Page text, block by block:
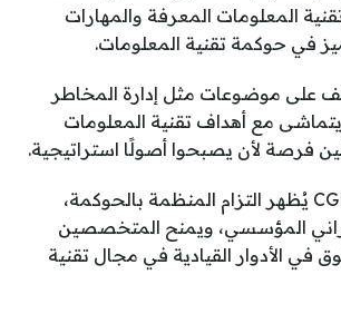
المعلومات المعرفة والمهارات
في حوكمة تقنية المعلومات.
على موضوعات مثل إدارة المخاطر
يتماشى مع أهداف تقنية المعلومات
فرصة لأن يصبحوا أصولًا استراتيجية.
إن تبني شهادة CGEIT يُظهر التزام المنظمة بالحوكمة،
المؤسسي، ويمنح المتخصصين
في الأدوار القيادية في مجال تقنية